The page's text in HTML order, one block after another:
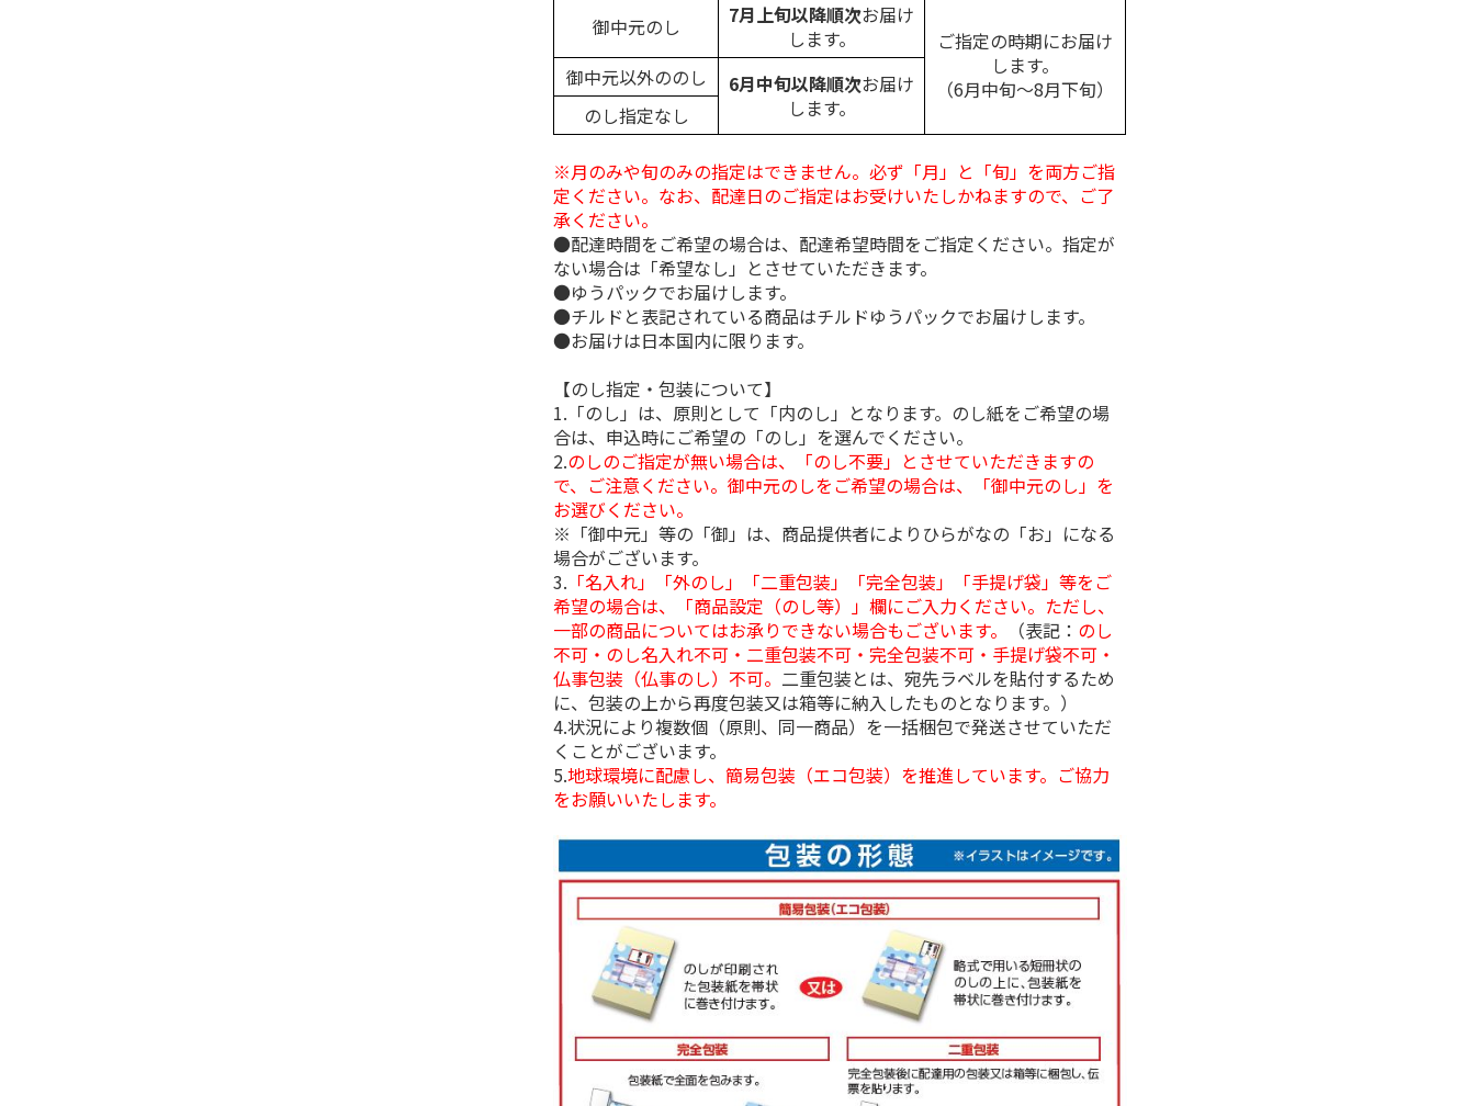
御中元のし
7月上旬以降順次お届け
します。
ご指定の時期にお届け
します。
（6月中旬～8月下旬）
御中元以外ののし 6月中旬以降順次お届け
します。
のし指定なし
※月のみや旬のみの指定はできません。必ず「月」と「旬」を両方ご指
定ください。なお、配達日のご指定はお受けいたしかねますので、ご了
承ください。
●配達時間をご希望の場合は、配達希望時間をご指定ください。指定が
ない場合は「希望なし」とさせていただきます。
●ゆうパックでお届けします。
●チルドと表記されている商品はチルドゆうパックでお届けします。
●お届けは日本国内に限ります。
【のし指定・包装について】
1.「のし」は、原則として「内のし」となります。のし紙をご希望の場
合は、申込時にご希望の「のし」を選んでください。
2.のしのご指定が無い場合は、「のし不要」とさせていただきますの
で、ご注意ください。御中元のしをご希望の場合は、「御中元のし」を
お選びください。
※「御中元」等の「御」は、商品提供者によりひらがなの「お」になる
場合がございます。
3. 「名入れ」「外のし」「二重包装」「完全包装」「手提げ袋」等をご
希望の場合は、「商品設定（のし等）」欄にご入力ください。ただし、
一部の商品についてはお承りできない場合もございます。
（表記： のし
不可・のし名入れ不可・二重包装不可・完全包装不可・手提げ袋不可・
仏事包装（仏事のし）不可。 二重包装とは、宛先ラベルを貼付するため
に、包装の上から再度包装又は箱等に納入したものとなります。）
4.状況により複数個（原則、同一商品）を一括梱包で発送させていただ
くことがございます。
5.地球環境に配慮し、簡易包装（エコ包装）を推進しています。ご協力
をお願いいたします。